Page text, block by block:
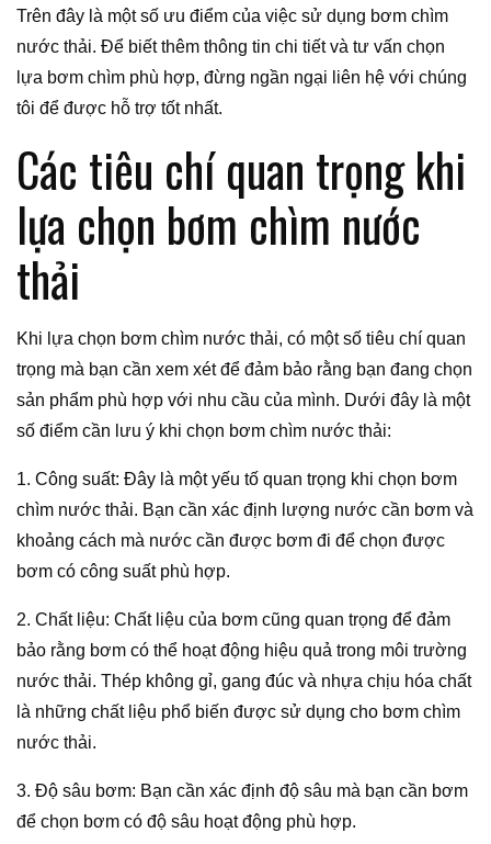
Trên đây là một số ưu điểm của việc sử dụng bơm chìm
nước thải. Để biết thêm thông tin chi tiết và tư vấn chọn
lựa bơm chìm phù hợp, đừng ngần ngại liên hệ với chúng
tôi để được hỗ trợ tốt nhất.
Các tiêu chí quan trọng khi
lựa chọn bơm chìm nước
thải
Khi lựa chọn bơm chìm nước thải, có một số tiêu chí quan
trọng mà bạn cần xem xét để đảm bảo rằng bạn đang chọn
sản phẩm phù hợp với nhu cầu của mình. Dưới đây là một
số điểm cần lưu ý khi chọn bơm chìm nước thải:
1. Công suất: Đây là một yếu tố quan trọng khi chọn bơm
chìm nước thải. Bạn cần xác định lượng nước cần bơm và
khoảng cách mà nước cần được bơm đi để chọn được
bơm có công suất phù hợp.
2. Chất liệu: Chất liệu của bơm cũng quan trọng để đảm
bảo rằng bơm có thể hoạt động hiệu quả trong môi trường
nước thải. Thép không gỉ, gang đúc và nhựa chịu hóa chất
là những chất liệu phổ biến được sử dụng cho bơm chìm
nước thải.
3. Độ sâu bơm: Bạn cần xác định độ sâu mà bạn cần bơm
để chọn bơm có độ sâu hoạt động phù hợp.